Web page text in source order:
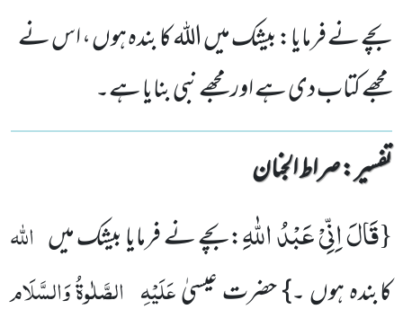
بچے نے فرمایا: بیشک میں اللہ کا بندہ ہوں ، اس نے
مجھے کتاب دی ہے اور مجھے نبی بنایا ہے۔
تفسیر : ‎صراط الجنان
{قَالَ اِنِّیْ عَبْدُ اللّٰهِ:بچے نے فرمایا بیشک میں اللہ
کابندہ ہوں ۔} حضرت عیسیٰعَلَیْہِ الصَّلٰوۃُ وَالسَّلَام